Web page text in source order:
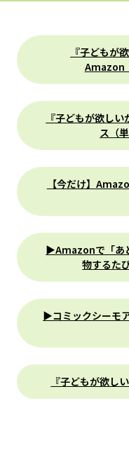
『子どもが
Amazon
『子どもが欲し
ス（
【今だけ】
▶Amazonで「あ
物するた
▶コミックシーモ
『子どもが欲し